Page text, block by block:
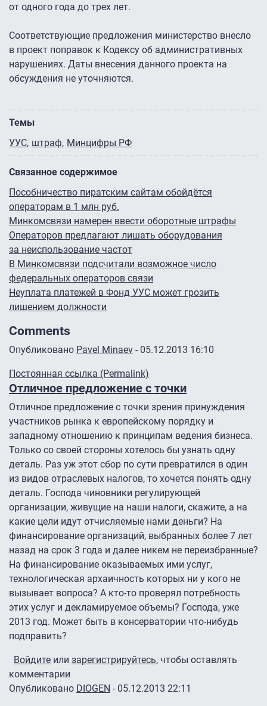
от одного года до трех лет.
Соответствующие предложения министерство внесло
в проект поправок к Кодексу об административных
нарушениях. Даты внесения данного проекта на
обсуждения не уточняются.
Темы
УУС штраф Минцифры РФ
Связанное содержимое
Пособничество пиратским сайтам обойдётся
операторам в 1 млн руб.
Минкомсвязи намерен ввести оборотные штрафы
Операторов предлагают лишать оборудования
за неиспользование частот
В Минкомсвязи подсчитали возможное число
федеральных операторов связи
Неуплата платежей в Фонд УУС может грозить
лишением должности
Comments
Опубликовано Pavel Minaev - 05.12.2013 16:10
Постоянная ссылка (Permalink)
Отличное предложение с точки
Отличное предложение с точки зрения принуждения
участников рынка к европейскому порядку и
западному отношению к принципам ведения бизнеса.
Только со своей стороны хотелось бы узнать одну
деталь. Раз уж этот сбор по сути превратился в один
из видов отраслевых налогов, то хочется понять одну
деталь. Господа чиновники регулирующей
организации, живущие на наши налоги, скажите, а на
какие цели идут отчисляемые нами деньги? На
финансирование организаций, выбранных более 7 лет
назад на срок 3 года и далее никем не переизбранные?
На финансирование оказываемых ими услуг,
технологическая архаичность которых ни у кого не
вызывает вопроса? А кто-то проверял потребность
этих услуг и декламируемое объемы? Господа, уже
2013 год. Может быть в консерватории что-нибудь
подправить?
Войдите или зарегистрируйтесь, чтобы оставлять
комментарии
Опубликовано DIOGEN - 05.12.2013 22:11